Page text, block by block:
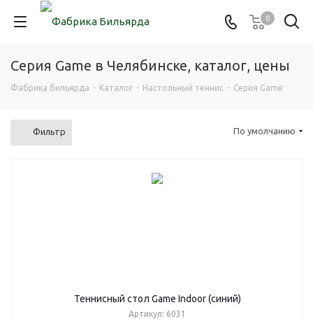
0
Серия Game в Челябинске, каталог, цены
Фабрика бильярда - Каталог - Настольный теннис - Серия Game
Фильтр По умолчанию
Теннисный стол Game Indoor (синий)
Артикул: 6031